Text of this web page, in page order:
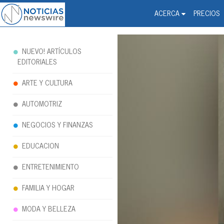
ACERCA PRECIOS
Noticias Newswire -
NUEVO! ARTÍCULOS
EDITORIALES
ARTE Y CULTURA
AUTOMOTRIZ
NEGOCIOS Y FINANZAS
EDUCACION
ENTRETENIMIENTO
FAMILIA Y HOGAR
MODA Y BELLEZA